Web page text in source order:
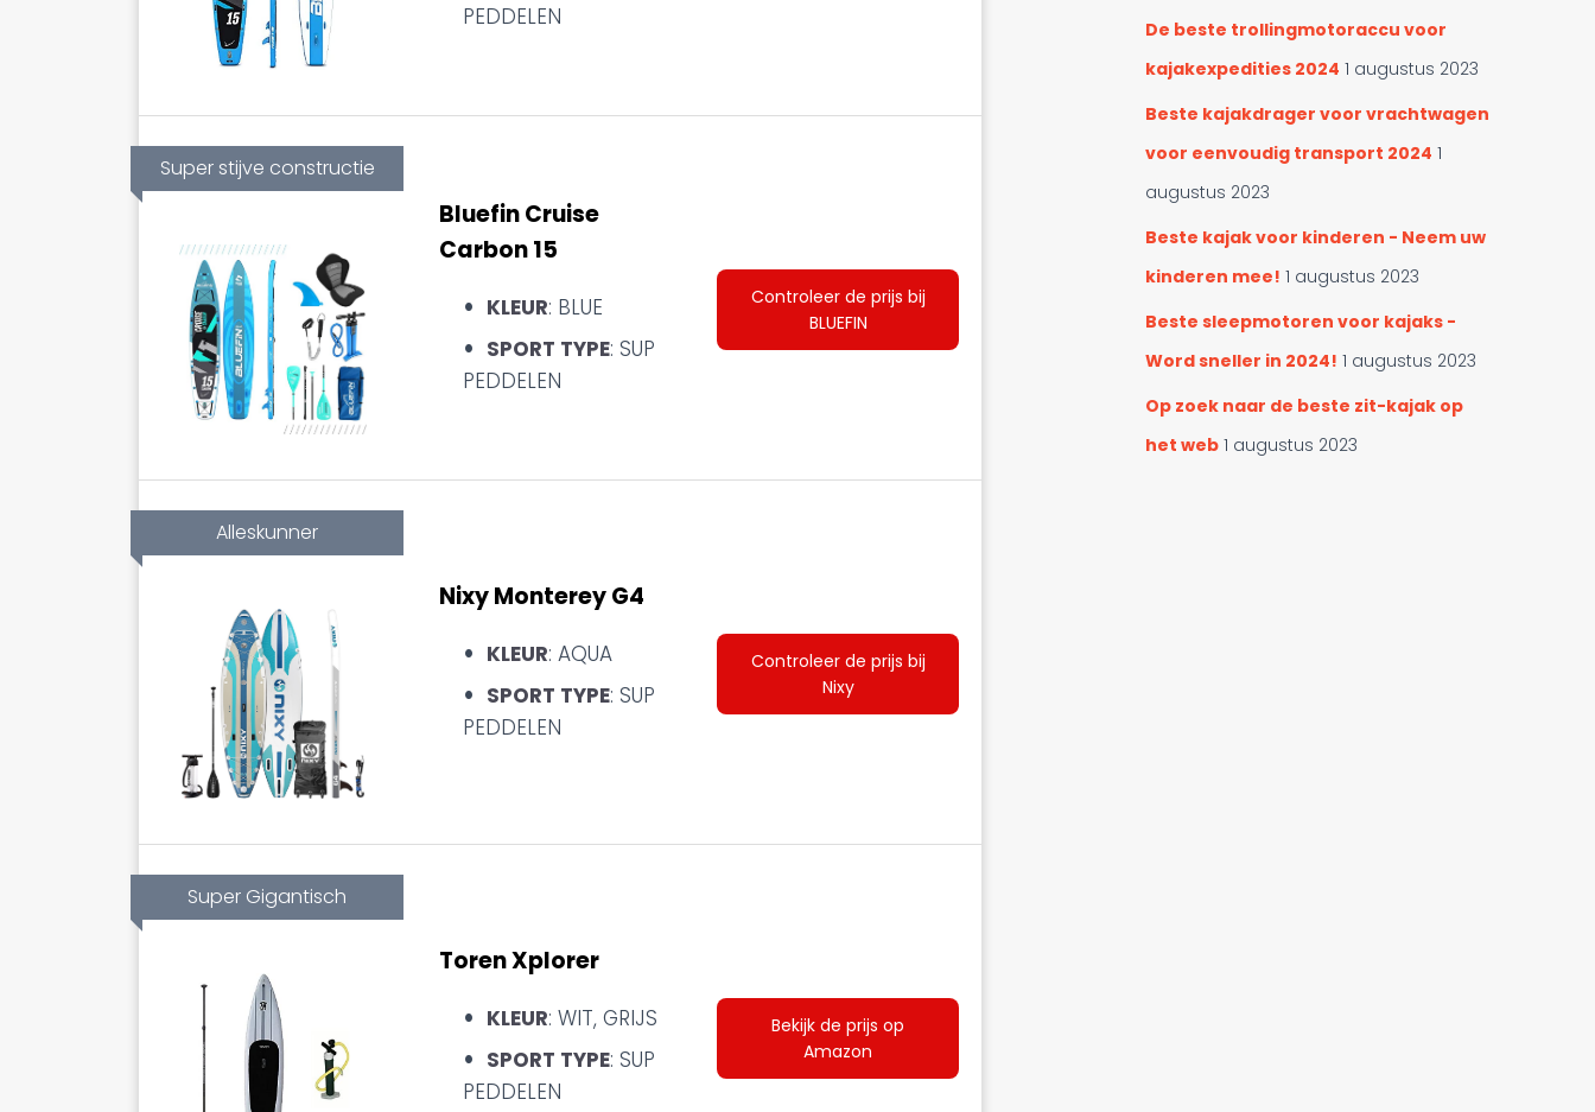
PEDDELEN
Super stijve constructie
Bluefin Cruise
Carbon 15
KLEUR: BLUE
SPORT TYPE: SUP
PEDDELEN
Controleer de prijs bij
BLUEFIN
Alleskunner
Nixy Monterey G4
KLEUR: AQUA
SPORT TYPE: SUP
PEDDELEN
Controleer de prijs bij
Nixy
Super Gigantisch
Toren Xplorer
KLEUR: WIT, GRIJS
SPORT TYPE: SUP
PEDDELEN
Bekijk de prijs op
Amazon
De beste trollingmotoraccu voor
kajakexpedities 2024 1 augustus 2023
Beste kajakdrager voor vrachtwagen
voor eenvoudig transport 2024 1
augustus 2023
Beste kajak voor kinderen - Neem uw
kinderen mee! 1 augustus 2023
Beste sleepmotoren voor kajaks -
Word sneller in 2024! 1 augustus 2023
Op zoek naar de beste zit-kajak op
het web 1 augustus 2023